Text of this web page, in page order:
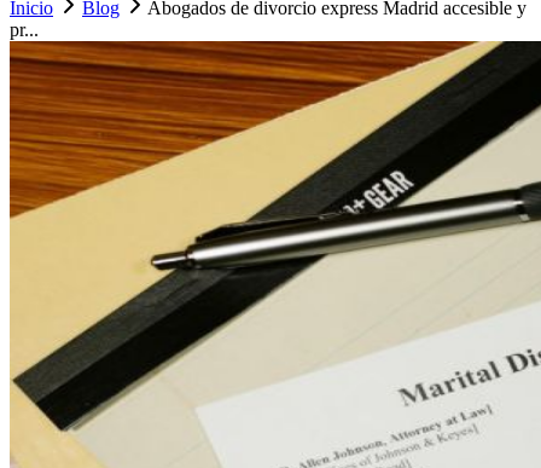
Inicio Blog
Abogados de divorcio express Madrid accesible y
pr...